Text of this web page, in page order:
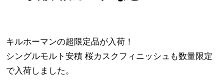
キルホーマンの超限定品が入荷！
シングルモルト安積 桜カスクフィニッシュも数量限定
で入荷しました。